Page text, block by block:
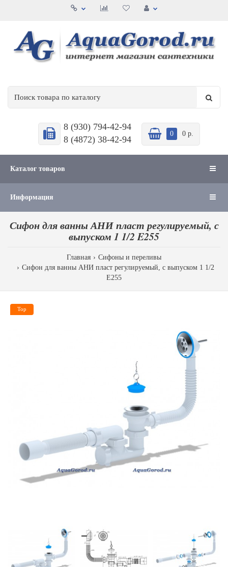
8 (930) 794-42-94
8 (4872) 38-42-94
0 0 р.
Каталог товаров
Информация
Сифон для ванны АНИ пласт регулируемый, с
выпуском 1 1/2 E255
Главная
Сифоны и переливы
Сифон для ванны АНИ пласт регулируемый, с выпуском 1 1/2
E255
Top